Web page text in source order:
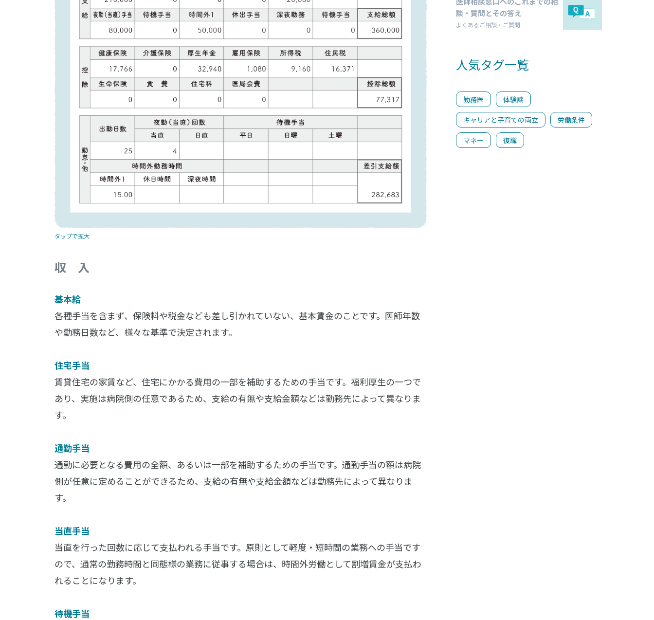
タップで拡大
収 入
基本給
各種手当を含まず、保険料や税金なども差し引かれていない、基本賃金のことです。医師年数
や勤務日数など、様々な基準で決定されます。
住宅手当
賃貸住宅の家賃など、住宅にかかる費用の一部を補助するための手当です。福利厚生の一つで
あり、実施は病院側の任意であるため、支給の有無や支給金額などは勤務先によって異なりま
す。
通勤手当
通勤に必要となる費用の全額、あるいは一部を補助するための手当です。通勤手当の額は病院
側が任意に定めることができるため、支給の有無や支給金額などは勤務先によって異なりま
す。
当直手当
当直を行った回数に応じて支払われる手当です。原則として軽度・短時間の業務への手当です
ので、通常の勤務時間と同態様の業務に従事する場合は、時間外労働として割増賃金が支払わ
れることになります。
待機手当
談・質問とその答え
よくあるご相談・ご質問
人気タグ一覧
勤務医 体験談
キャリアと子育ての両立 労働条件
マネー 復職